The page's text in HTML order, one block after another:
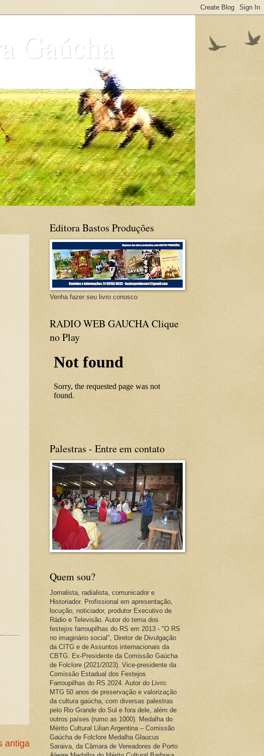
Gaúcha
antiga
Editora Bastos Produções
Venha fazer seu livro conosco
RADIO WEB GAUCHA Clique
no Play
Palestras - Entre em contato
Quem sou?
Jornalista, radialista, comunicador e
Historiador. Profissional em apresentação,
locução, noticiador, produtor Executivo de
Rádio e Televisão. Autor do tema dos
festejos farroupilhas do RS em 2013 - "O RS
no imaginário social", Diretor de Divulgação
da CITG e de Assuntos internacionais da
CBTG. Ex-Presidente da Comissão Gaúcha
de Folclore (2021/2023). Vice-presidente da
Comissão Estadual dos Festejos
Farroupilhas do RS 2024. Autor do Livro:
MTG 50 anos de preservação e valorização
da cultura gaúcha, com diversas palestras
pelo Rio Grande do Sul e fora dele, além de
outros países (rumo as 1000). Medalha do
Mérito Cultural Lilian Argentina – Comissão
Gaúcha de Folclore Medalha Glaucus
Saraiva, da Câmara de Vereadores de Porto